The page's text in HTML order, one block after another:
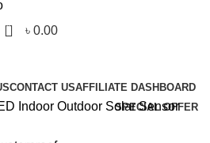
0 ৳ 0.00
CONTACT USAFFILIATE DASHBOARD
SPECIAL OFFER